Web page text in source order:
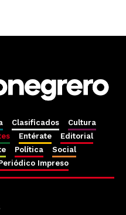
Clasificados
Cultura
Entérate
Editorial
Política
Social
Impreso